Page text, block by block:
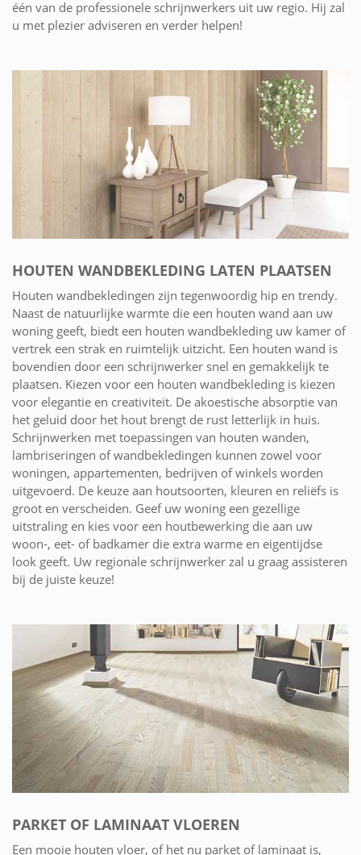
één van de professionele schrijnwerkers uit uw regio. Hij zal
u met plezier adviseren en verder helpen!
HOUTEN WANDBEKLEDING LATEN PLAATSEN
Houten wandbekledingen zijn tegenwoordig hip en trendy.
Naast de natuurlijke warmte die een houten wand aan uw
woning geeft, biedt een houten wandbekleding uw kamer of
vertrek een strak en ruimtelijk uitzicht. Een houten wand is
bovendien door een schrijnwerker snel en gemakkelijk te
plaatsen. Kiezen voor een houten wandbekleding is kiezen
voor elegantie en creativiteit. De akoestische absorptie van
het geluid door het hout brengt de rust letterlijk in huis.
Schrijnwerken met toepassingen van houten wanden,
lambriseringen of wandbekledingen kunnen zowel voor
woningen, appartementen, bedrijven of winkels worden
uitgevoerd. De keuze aan houtsoorten, kleuren en reliëfs is
groot en verscheiden. Geef uw woning een gezellige
uitstraling en kies voor een houtbewerking die aan uw
woon-, eet- of badkamer die extra warme en eigentijdse
look geeft. Uw regionale schrijnwerker zal u graag assisteren
bij de juiste keuze!
PARKET OF LAMINAAT VLOEREN
Een mooie houten vloer, of het nu parket of laminaat is,